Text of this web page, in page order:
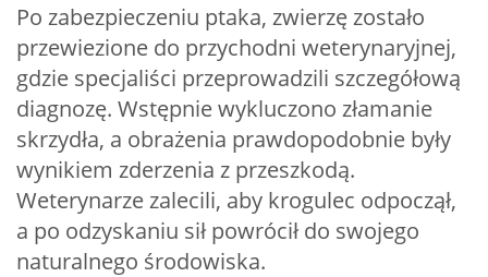
Po zabezpieczeniu ptaka, zwierzę zostało
przewiezione do przychodni weterynaryjnej,
gdzie specjaliści przeprowadzili szczegółową
diagnozę. Wstępnie wykluczono złamanie
skrzydła, a obrażenia prawdopodobnie były
wynikiem zderzenia z przeszkodą.
Weterynarze zalecili, aby krogulec odpoczął,
a po odzyskaniu sił powrócił do swojego
naturalnego środowiska.